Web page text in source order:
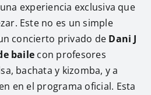
experiencia exclusiva que
Este no es un simple
concierto privado de Dani J
baile con profesores
bachata y kizomba, y a
en el programa oficial. Esta